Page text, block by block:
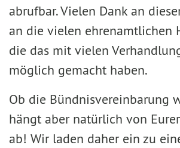
abrufbar. Vielen Dank an
an die vielen ehrenamtlichen
die das mit vielen
möglich gemacht haben.
Ob die Bündnisvereinbarung
hängt aber natürlich von
ab! Wir laden daher ein zu